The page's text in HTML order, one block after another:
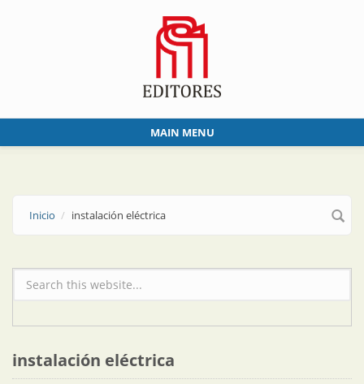
MAIN MENU
Inicio instalación eléctrica
Formulario de búsqueda
instalación eléctrica